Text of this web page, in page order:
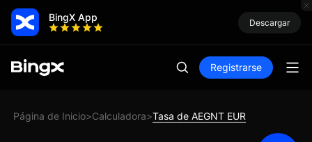
BingX App Descargar
Registrarse
Página de Inicio>Calculadora>Tasa de AEGNT EUR